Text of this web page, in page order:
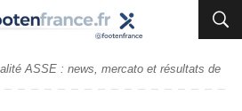
ASSE : news, mercato et résultats de